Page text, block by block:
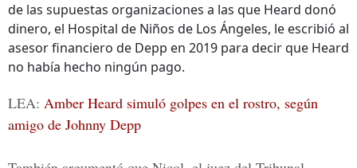
de las supuestas organizaciones a las que Heard donó
dinero, el Hospital de Niños de Los Ángeles, le escribió al
asesor financiero de Depp en 2019 para decir que Heard
no había hecho ningún pago.
LEA: Amber Heard simuló golpes en el rostro, según
amigo de Johnny Depp